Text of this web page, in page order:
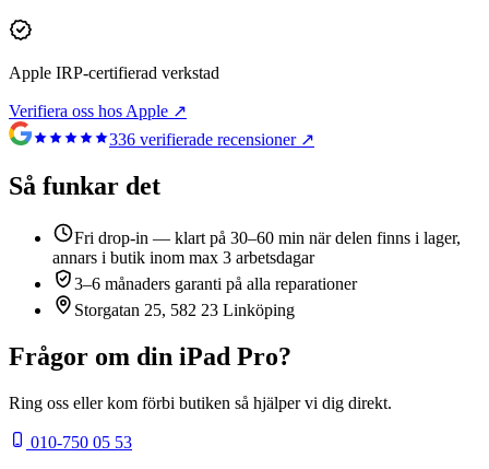
Apple IRP-certifierad verkstad
Verifiera oss hos Apple ↗
336 verifierade recensioner ↗
Så funkar det
Fri drop-in — klart på 30–60 min när delen finns i lager,
annars i butik inom max 3 arbetsdagar
3–6 månaders garanti på alla reparationer
Storgatan 25, 582 23 Linköping
Frågor om din iPad Pro?
Ring oss eller kom förbi butiken så hjälper vi dig direkt.
010-750 05 53